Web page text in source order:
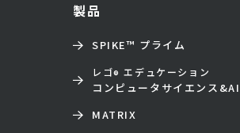
製品
SPIKE™ プライム
レゴ® エデュケーション
コンピュータサイエンス&AI
MATRIX